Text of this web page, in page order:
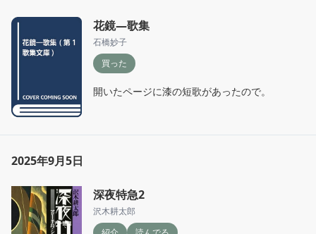
花鏡―歌集
石橋妙子
買った
開いたページに漆の短歌があったので。
2025年9月5日
深夜特急2
沢木耕太郎